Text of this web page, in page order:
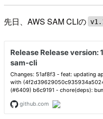
先日、AWS SAM CLIの